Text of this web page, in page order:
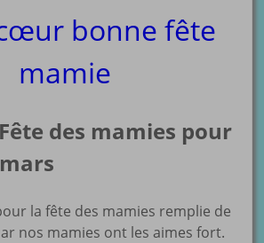
bonne fête
mamie
des mamies pour
la fête des mamies remplie de
nos mamies ont les aimes fort.